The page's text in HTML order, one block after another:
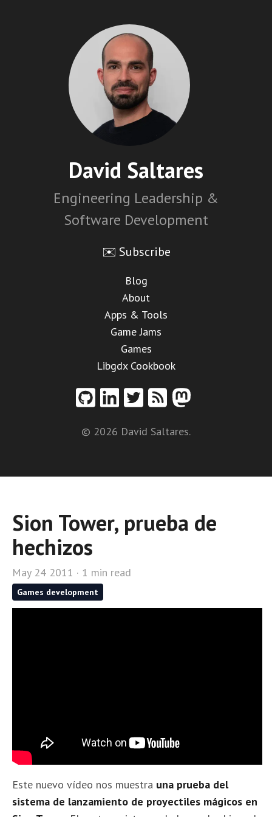
David Saltares
Engineering Leadership &
Software Development
✉️ Subscribe
Blog
About
Apps & Tools
Game Jams
Games
Libgdx Cookbook
© 2026 David Saltares.
Sion Tower, prueba de
hechizos
May 24 2011 · 1 min read
Games development
Este nuevo vídeo nos muestra una prueba del
sistema de lanzamiento de proyectiles mágicos en